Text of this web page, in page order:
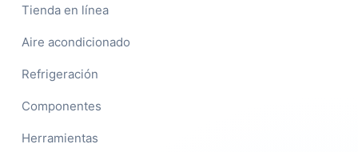
Tienda en línea
Aire acondicionado
Refrigeración
Componentes
Herramientas